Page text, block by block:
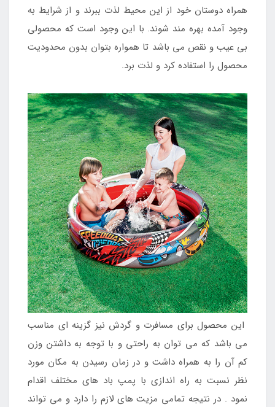
همراه دوستان خود از این محیط لذت ببرند و از شرایط به
وجود آمده بهره مند شوند. با این وجود است که محصولی
بی عیب و نقص می باشد تا همواره بتوان بدون محدودیت
محصول را استفاده کرد و لذت برد.
این محصول برای مسافرت و گردش نیز گزینه ای مناسب
می باشد که می توان به راحتی و با توجه به داشتن وزن
کم آن را به همراه داشت و در زمان رسیدن به مکان مورد
نظر نسبت به راه اندازی با پمپ باد های مختلف اقدام
نمود . در نتیجه تمامی مزیت های لازم را دارد و می تواند